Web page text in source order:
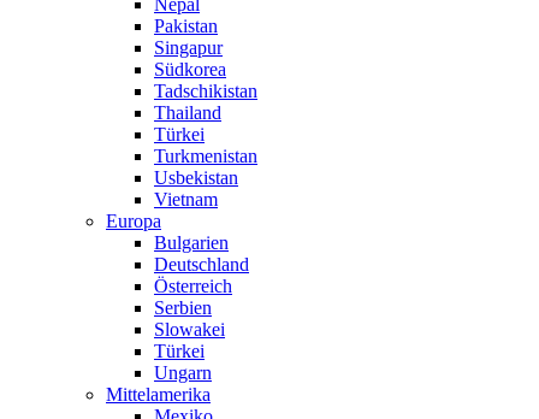
Pakistan
Singapur
Südkorea
Tadschikistan
Thailand
Türkei
Turkmenistan
Usbekistan
Vietnam
Europa
Bulgarien
Deutschland
Österreich
Serbien
Slowakei
Türkei
Ungarn
Mittelamerika